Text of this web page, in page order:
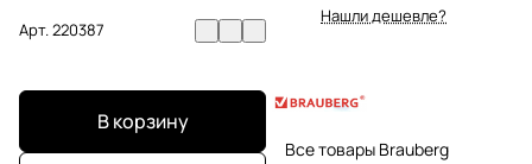
Арт.220387
В корзину
Нашли дешевле?
Все товары Brauberg